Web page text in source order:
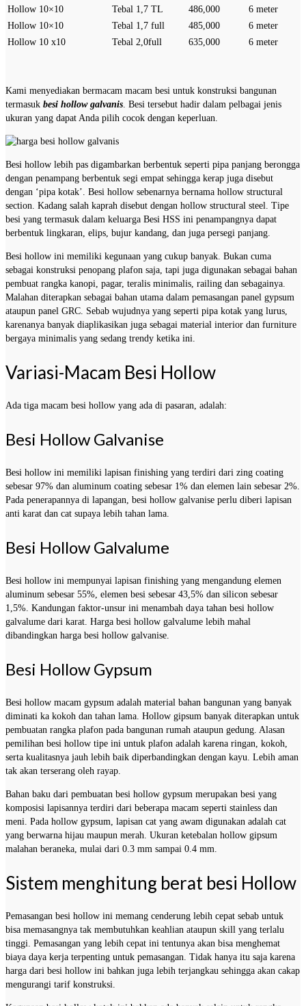
Hollow 10×10
Tebal 1,7 TL 486,000
6 meter
Hollow 10×10
Tebal 1,7 full 485,000
6 meter
Hollow 10 x10
Tebal 2,0full 635,000 6 meter
Kami menyediakan bermacam macam besi untuk konstruksi bangunan
termasuk besi hollow galvanis. Besi tersebut hadir dalam pelbagai jenis
ukuran yang dapat Anda pilih cocok dengan keperluan.
Besi hollow lebih pas digambarkan berbentuk seperti pipa panjang berongga
dengan penampang berbentuk segi empat sehingga kerap juga disebut
dengan ‘pipa kotak’. Besi hollow sebenarnya bernama hollow structural
section. Kadang salah kaprah disebut dengan hollow structural steel. Tipe
besi yang termasuk dalam keluarga Besi HSS ini penampangnya dapat
berbentuk lingkaran, elips, bujur kandang, dan juga persegi panjang.
Besi hollow ini memiliki kegunaan yang cukup banyak. Bukan cuma
sebagai konstruksi penopang plafon saja, tapi juga digunakan sebagai bahan
pembuat rangka kanopi, pagar, teralis minimalis, railing dan sebagainya.
Malahan diterapkan sebagai bahan utama dalam pemasangan panel gypsum
ataupun panel GRC. Sebab wujudnya yang seperti pipa kotak yang lurus,
karenanya banyak diaplikasikan juga sebagai material interior dan furniture
bergaya minimalis yang sedang trendy ketika ini.
Variasi-Macam Besi Hollow
Ada tiga macam besi hollow yang ada di pasaran, adalah:
Besi Hollow Galvanise
Besi hollow ini memiliki lapisan finishing yang terdiri dari zing coating
sebesar 97% dan aluminum coating sebesar 1% dan elemen lain sebesar 2%.
Pada penerapannya di lapangan, besi hollow galvanise perlu diberi lapisan
anti karat dan cat supaya lebih tahan lama.
Besi Hollow Galvalume
Besi hollow ini mempunyai lapisan finishing yang mengandung elemen
aluminum sebesar 55%, elemen besi sebesar 43,5% dan silicon sebesar
1,5%. Kandungan faktor-unsur ini menambah daya tahan besi hollow
galvalume dari karat. Harga besi hollow galvalume lebih mahal
dibandingkan harga besi hollow galvanise.
Besi Hollow Gypsum
Besi hollow macam gypsum adalah material bahan bangunan yang banyak
diminati ka kokoh dan tahan lama. Hollow gipsum banyak diterapkan untuk
pembuatan rangka plafon pada bangunan rumah ataupun gedung. Alasan
pemilihan besi hollow tipe ini untuk plafon adalah karena ringan, kokoh,
serta kualitasnya jauh lebih baik diperbandingkan dengan kayu. Lebih aman
tak akan terserang oleh rayap.
Bahan baku dari pembuatan besi hollow gypsum merupakan besi yang
komposisi lapisannya terdiri dari beberapa macam seperti stainless dan
meni. Pada hollow gypsum, lapisan cat yang awam digunakan adalah cat
yang berwarna hijau maupun merah. Ukuran ketebalan hollow gipsum
malahan beraneka, mulai dari 0.3 mm sampai 0.4 mm.
Sistem menghitung berat besi Hollow
Pemasangan besi hollow ini memang cenderung lebih cepat sebab untuk
bisa memasangnya tak membutuhkan keahlian ataupun skill yang terlalu
tinggi. Pemasangan yang lebih cepat ini tentunya akan bisa menghemat
biaya daya kerja terpenting untuk pemasangan. Tidak hanya itu saja karena
harga dari besi hollow ini bahkan juga lebih terjangkau sehingga akan cakap
mengurangi tarif konstruksi.